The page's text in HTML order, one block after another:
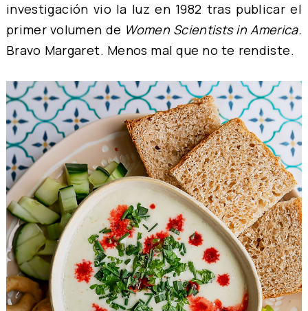
investigación vio la luz en 1982 tras publicar el
primer volumen de Women Scientists in America.
Bravo Margaret. Menos mal que no te rendiste.